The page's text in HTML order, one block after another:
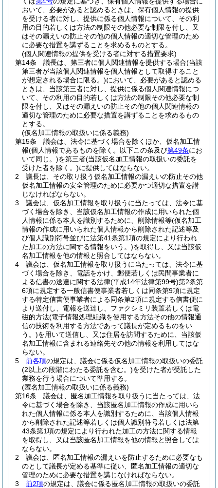
おいて、必要があると認めるときは、保有個人情報の提供
を受ける者に対し、提供に係る個人情報について、その利
用の目的若しくは方法の制限その他必要な制限を付し、又
はその漏えいの防止その他の個人情報の適切な管理のため
に必要な措置を講ずることを求めるものとする。
(個人関連情報の提供を受ける者に対する措置要求)
第14条
議長は、第三者に個人関連情報を提供する場合(当該
第三者が当該個人関連情報を個人情報として取得すること
が想定される場合に限る。)において、必要があると認める
ときは、当該第三者に対し、提供に係る個人関連情報につ
いて、その利用の目的若しくは方法の制限その他必要な制
限を付し、又はその漏えいの防止その他の個人関連情報の
適切な管理のために必要な措置を講ずることを求めるもの
とする。
(仮名加工情報の取扱いに係る義務)
第15条
議会は、法令に基づく場合を除くほか、仮名加工情
報(個人情報であるものを除く。以下この条及び第49条にお
いて同じ。)を第三者(当該仮名加工情報の取扱いの委託を
受けた者を除く。)に提供してはならない。
2
議長は、その取り扱う仮名加工情報の漏えいの防止その他
仮名加工情報の安全管理のために必要かつ適切な措置を講
じなければならない。
3
議会は、仮名加工情報を取り扱うに当たっては、法令に基
づく場合を除き、当該仮名加工情報の作成に用いられた個
人情報に係る本人を識別するために、削除情報等(仮名加工
情報の作成に用いられた個人情報から削除された記述等及
び個人識別符号並びに法第41条第1項の規定により行われ
た加工の方法に関する情報をいう。)を取得し、又は当該仮
名加工情報を他の情報と照合してはならない。
4
議会は、仮名加工情報を取り扱うに当たっては、法令に基
づく場合を除き、電話をかけ、郵便若しくは民間事業者に
よる信書の送達に関する法律(平成14年法律第99号)第2条第
6項に規定する一般信書便事業者若しくは同条第9項に規定
する特定信書便事業者による同条第2項に規定する信書便に
より送付し、電報を送達し、ファクシミリ装置若しくは電
磁的方法(電子情報処理組織を使用する方法その他の情報通
信の技術を利用する方法であって議長が定めるものをい
う。)を用いて送信し、又は住居を訪問するために、当該仮
名加工情報に含まれる連絡先その他の情報を利用してはな
らない。
5
前各項の規定は、議会に係る仮名加工情報の取扱いの委託
(2以上の段階にわたる委託を含む。)を受けた者が受託した
業務を行う場合について準用する。
(匿名加工情報の取扱いに係る義務)
第16条
議会は、匿名加工情報を取り扱うに当たっては、法
令に基づく場合を除き、当該匿名加工情報の作成に用いら
れた個人情報に係る本人を識別するために、当該個人情報
から削除された記述等若しくは個人識別符号若しくは法第
43条第1項の規定により行われた加工の方法に関する情報
を取得し、又は当該匿名加工情報を他の情報と照合しては
ならない。
2
議会は、匿名加工情報の漏えいを防止するために必要なも
のとして議長が定める基準に従い、匿名加工情報の適切な
管理のために必要な措置を講じなければならない。
3
前2項の規定は、議会に係る匿名加工情報の取扱いの委託